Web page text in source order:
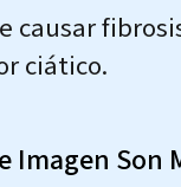
causar
ciático.
Imagen Son